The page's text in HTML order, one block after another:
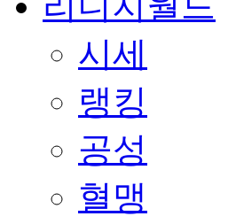
시세
랭킹
공성
혈맹